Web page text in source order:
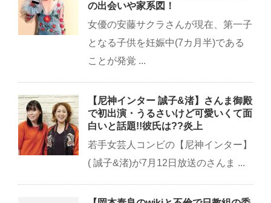
の出会いや家系図！
女優の安藤サクラさんが現在、第一子
となる子供を妊娠中(7カ月半)である
ことが発覚 ...
【尼神インター 誠子&渚】さんま御殿
で初出演・うるさいけど可愛いくて面
白いと話題!!彼氏は??炎上
若手女芸人コンビの【尼神インター】
( 誠子&渚)が7月12日放送のさんま ...